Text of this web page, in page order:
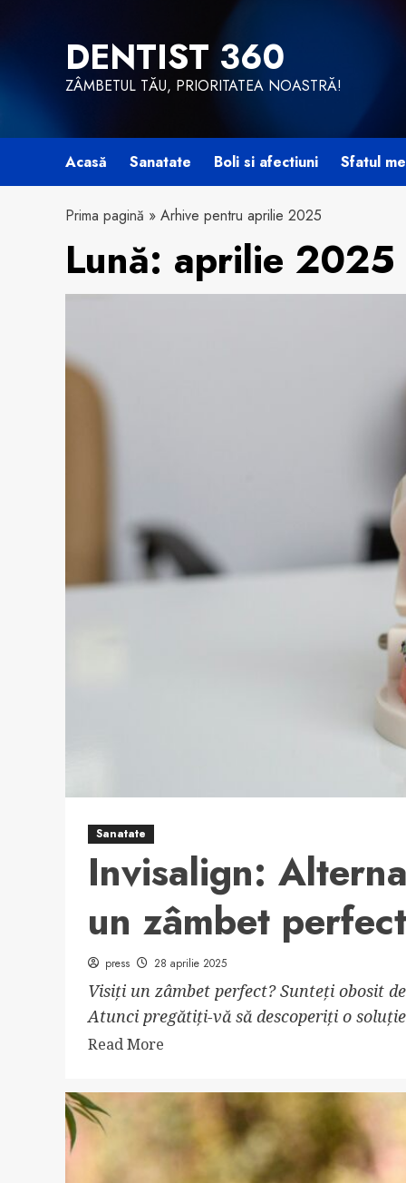
DENTIST 360
ZÂMBETUL TĂU, PRIORITATEA NOASTRĂ!
Acasă Sanatate Boli si afectiuni Sfatul
Prima pagină » Arhive pentru aprilie 2025
Lună: aprilie 2025
Sanatate
Invisalign:
un zâmbet perfect
press 28 aprilie 2025
Visiți un zâmbet perfect? Sunteți obosit
Atunci pregătiți-vă să descoperiți o
Read More
about
Invisalign:
Alternativa
invizibilă